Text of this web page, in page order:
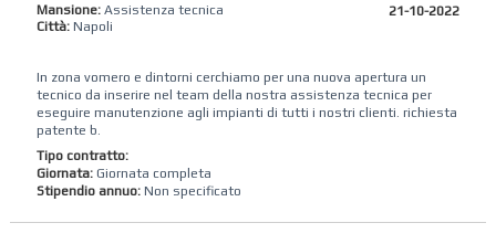
Mansione:Assistenza tecnica
Città:Napoli
21-10-2022
In zona vomero e dintorni cerchiamo per una nuova apertura un
tecnico da inserire nel team della nostra assistenza tecnica per
eseguire manutenzione agli impianti di tutti i nostri clienti. richiesta
patente b.
Tipo contratto:
Giornata: Giornata completa
Stipendio annuo: Non specificato